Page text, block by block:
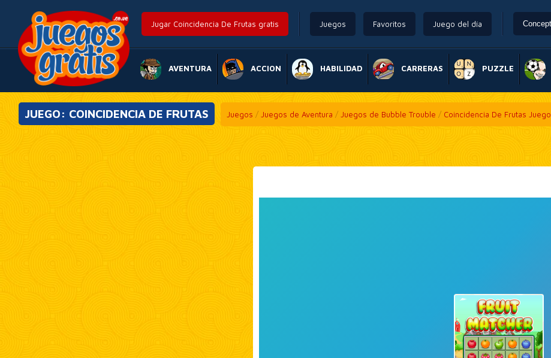
Jugar Coincidencia De Frutas gratis Juegos Favoritos Juego del día
AVENTURA ACCION HABILIDAD CARRERAS PUZZLE
JUEGO: COINCIDENCIA DE FRUTAS Juegos / Juegos de Aventura / Juegos de Bubble Trouble / Coincidencia De Frutas Juego